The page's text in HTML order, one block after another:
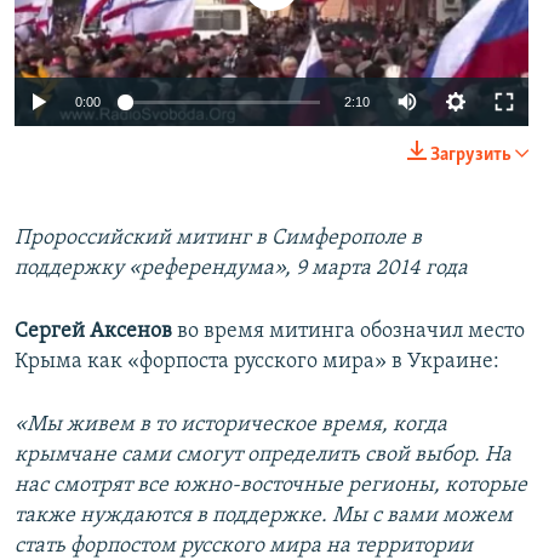
0:00 2:10
Загрузить
Пророссийский митинг в Симферополе в
поддержку «референдума», 9 марта 2014 года
Сергей Аксенов во время митинга обозначил место
Крыма как «форпоста русского мира» в Украине:
«Мы живем в то историческое время, когда
крымчане сами смогут определить свой выбор. На
нас смотрят все южно-восточные регионы, которые
также нуждаются в поддержке. Мы с вами можем
стать форпостом русского мира на территории